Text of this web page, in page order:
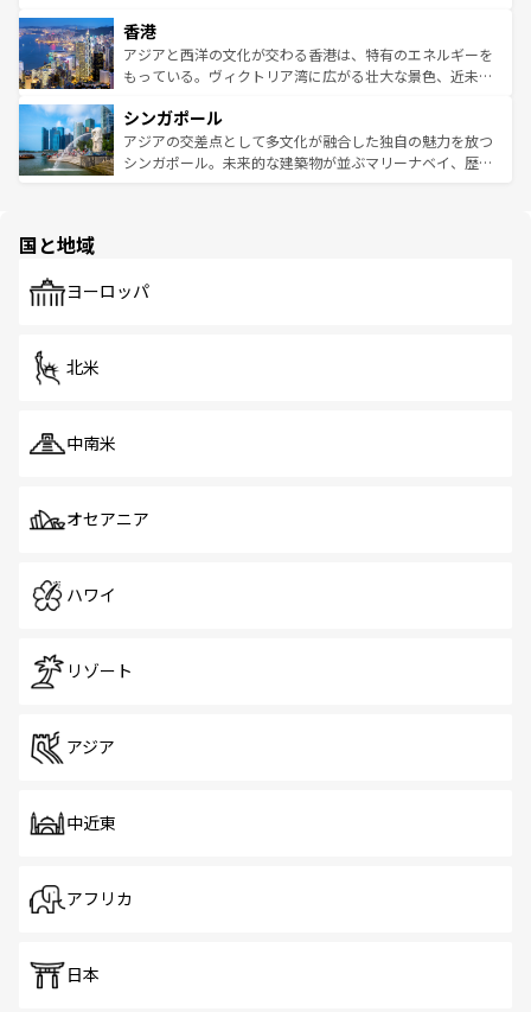
とつ。フォーやバインミー、ベトナムコーヒーなどは、ぜ
ひ現地で味わいたい。どの地域を訪れてもあたたかい人々
が旅行者を迎えてくれるので、きっと忘れられない旅にな
参照してほしい。
の活気が交差している。北部ではチェンマイなどの山岳地
帯で自然と触れ合い、南部ではプーケットやクラビの美し
いビーチでリゾート気分を楽しむことができる。タイ料理
激する。気候は一年中温暖で、どの季節にも異なる楽しみ
が待っている。親しみやすいタイの人々、仏教を中心とし
た文化、そして多様な観光資源が、訪れる旅人を魅了し続
香港
アジアと西洋の文化が交わる香港は、特有のエネルギーを
もっている。ヴィクトリア湾に広がる壮大な景色、近未来
み、どこを訪れても感動するはず。観光スポットが密集し
ており、効率よく見どころを回れるのも魅力。息をのむよ
うな絶景から文化的な体験まで、香港を存分に楽しみ尽く
シンガポール
アジアの交差点として多文化が融合した独自の魅力を放つ
シンガポール。未来的な建築物が並ぶマリーナベイ、歴史
で、ホーカーズは地元の風情を楽しめる外せないスポット
国と地域
ヨーロッパ
北米
中南米
オセアニア
ハワイ
リゾート
アジア
中近東
アフリカ
日本